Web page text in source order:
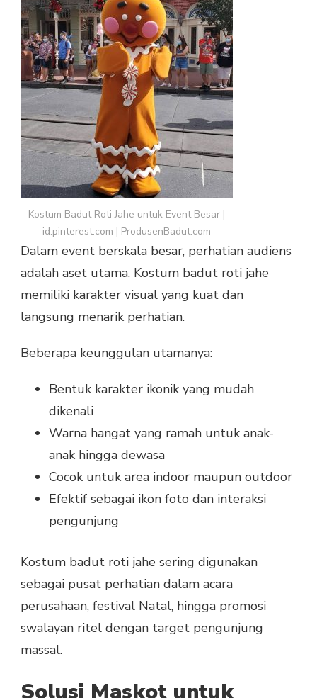
Kostum Badut Roti Jahe untuk Event Besar |
id.pinterest.com | ProdusenBadut.com
Dalam event berskala besar, perhatian audiens
adalah aset utama. Kostum badut roti jahe
memiliki karakter visual yang kuat dan
langsung menarik perhatian.
Beberapa keunggulan utamanya:
Bentuk karakter ikonik yang mudah
dikenali
Warna hangat yang ramah untuk anak-
anak hingga dewasa
Cocok untuk area indoor maupun outdoor
Efektif sebagai ikon foto dan interaksi
pengunjung
Kostum badut roti jahe sering digunakan
sebagai pusat perhatian dalam acara
perusahaan, festival Natal, hingga promosi
swalayan ritel dengan target pengunjung
massal.
Solusi Maskot untuk